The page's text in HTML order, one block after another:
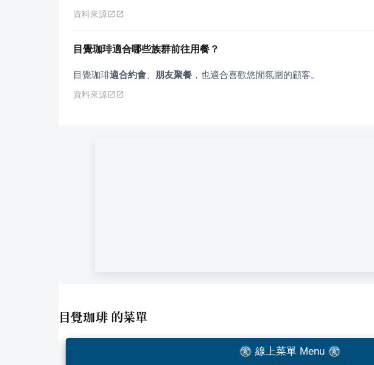
資料來源
目覺珈琲適合哪些族群前往用餐？
目覺珈琲適合約會 朋友聚餐 ，也適合喜歡悠閒氛圍的顧客。
資料來源
目覺珈琲的菜單
線上菜單 Menu